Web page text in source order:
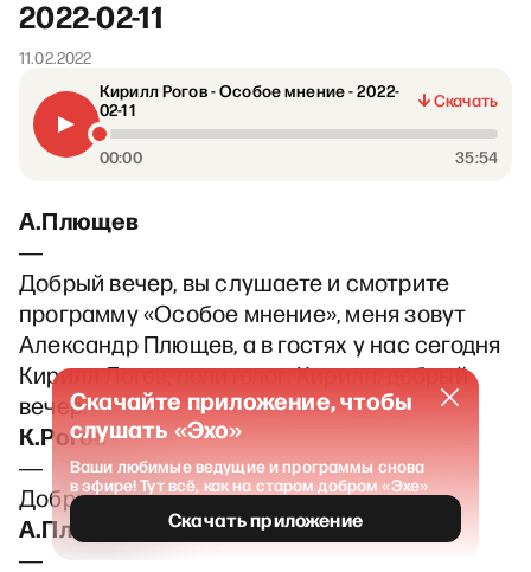
2022-02-11
11.02.2022
Кирилл Рогов - Особое мнение - 2022-
02-11
Скачать
00:00 35:54
А.Плющев
―
Добрый вечер, вы слушаете и смотрите
программу «Особое мнение», меня зовут
Александр Плющев, а в гостях у нас сегодня
Кирилл Логов, политолог. Кирилл, добрый
вечер.
К.Рогов
―
Добрый вечер.
А.Плющев
―
Скачайте приложение, чтобы
слушать «Эхо»
Ваши любимые ведущие и программы снова
в эфире! Тут всё, как на старом добром «Эхе»
Скачать приложение